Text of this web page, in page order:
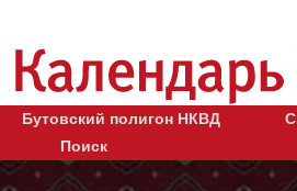
Бутовский полигон НКВД
Поиск